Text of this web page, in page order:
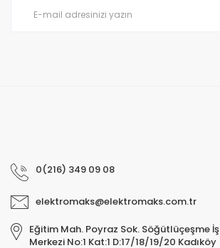
0(216) 349 09 08
elektromaks@elektromaks.com.tr
Eğitim Mah. Poyraz Sok. Söğütlüçeşme İş
Merkezi No:1 Kat:1 D:17/18/19/20 Kadıköy